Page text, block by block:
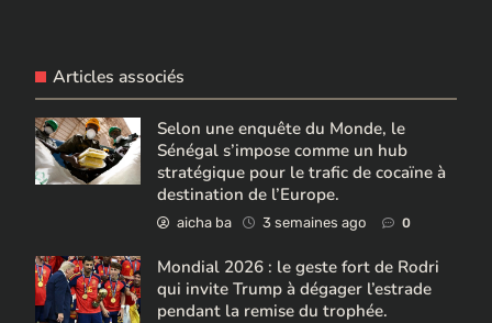
Articles associés
Selon une enquête du Monde, le
Sénégal s’impose comme un hub
stratégique pour le trafic de cocaïne à
destination de l’Europe.
aicha ba 3 semaines ago 0
Mondial 2026 : le geste fort de Rodri
qui invite Trump à dégager l’estrade
pendant la remise du trophée.